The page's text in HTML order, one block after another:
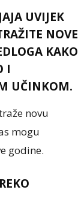
UVIJEK
NOVE
KAKO
I
UČINKOM.
novu
mogu
godine.